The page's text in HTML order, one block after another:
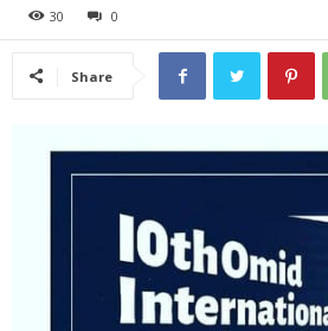
30 0
Share